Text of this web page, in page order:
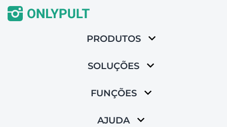
PRODUTOS
SOLUÇÕES
FUNÇÕES
AJUDA